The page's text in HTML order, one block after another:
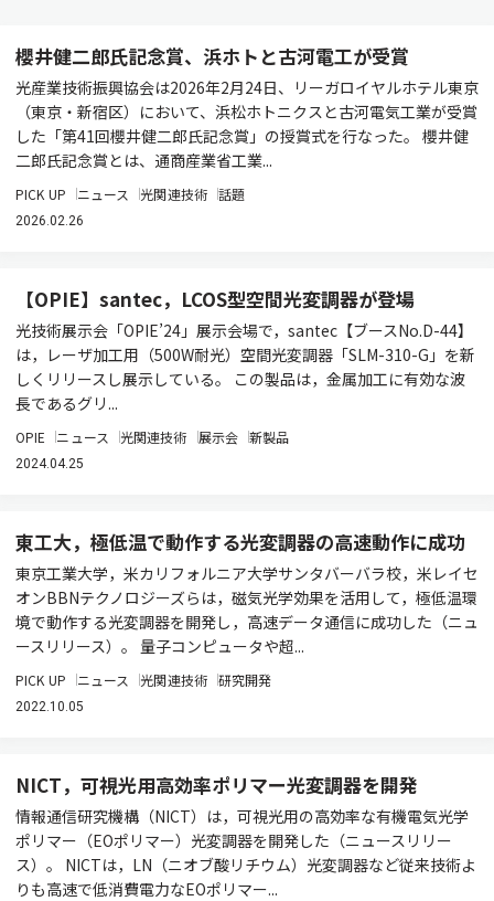
櫻井健二郎氏記念賞、浜ホトと古河電工が受賞
光産業技術振興協会は2026年2月24日、リーガロイヤルホテル東京
（東京・新宿区）において、浜松ホトニクスと古河電気工業が受賞
した「第41回櫻井健二郎氏記念賞」の授賞式を行なった。 櫻井健
二郎氏記念賞とは、通商産業省工業...
PICK UP ニュース 光関連技術 話題
2026.02.26
【OPIE】santec，LCOS型空間光変調器が登場
光技術展示会「OPIE’24」展示会場で，santec【ブースNo.D-44】
は，レーザ加工用（500W耐光）空間光変調器「SLM-310-G」を新
しくリリースし展示している。 この製品は，金属加工に有効な波
長であるグリ...
OPIE ニュース 光関連技術 展示会 新製品
2024.04.25
東工大，極低温で動作する光変調器の高速動作に成功
東京工業大学，米カリフォルニア大学サンタバーバラ校，米レイセ
オンBBNテクノロジーズらは，磁気光学効果を活用して，極低温環
境で動作する光変調器を開発し，高速データ通信に成功した（ニュ
ースリリース）。 量子コンピュータや超...
PICK UP ニュース 光関連技術 研究開発
2022.10.05
NICT，可視光用高効率ポリマー光変調器を開発
情報通信研究機構（NICT）は，可視光用の高効率な有機電気光学
ポリマー（EOポリマー）光変調器を開発した（ニュースリリー
ス）。 NICTは，LN（ニオブ酸リチウム）光変調器など従来技術よ
りも高速で低消費電力なEOポリマー...